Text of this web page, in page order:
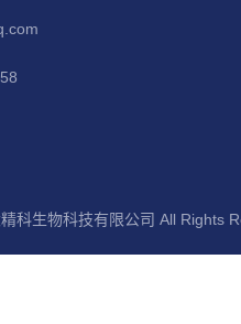
科生物科技有限公司 All Rights